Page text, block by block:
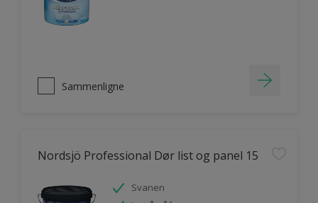
Sammenligne
Nordsjö Professional Dør list og panel 15
Svanen